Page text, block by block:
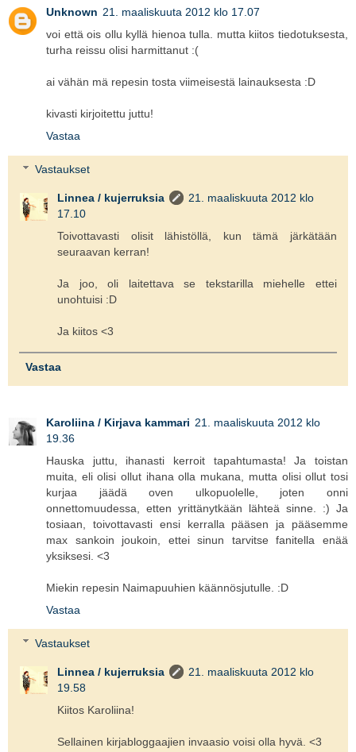
Unknown 21. maaliskuuta 2012 klo 17.07
voi että ois ollu kyllä hienoa tulla. mutta kiitos tiedotuksesta,
turha reissu olisi harmittanut :(
ai vähän mä repesin tosta viimeisestä lainauksesta :D
kivasti kirjoitettu juttu!
Vastaa
Vastaukset
Linnea / kujerruksia
21. maaliskuuta 2012 klo
17.10
Toivottavasti olisit lähistöllä, kun tämä järkätään
seuraavan kerran!
Ja joo, oli laitettava se tekstarilla miehelle ettei
unohtuisi :D
Ja kiitos <3
Vastaa
Karoliina / Kirjava kammari 21. maaliskuuta 2012 klo
19.36
Hauska juttu, ihanasti kerroit tapahtumasta! Ja toistan
muita, eli olisi ollut ihana olla mukana, mutta olisi ollut tosi
kurjaa jäädä oven ulkopuolelle, joten onni
onnettomuudessa, etten yrittänytkään lähteä sinne. :) Ja
tosiaan, toivottavasti ensi kerralla pääsen ja pääsemme
max sankoin joukoin, ettei sinun tarvitse fanitella enää
yksiksesi. <3
Miekin repesin Naimapuuhien käännösjutulle. :D
Vastaa
Vastaukset
Linnea / kujerruksia
21. maaliskuuta 2012 klo
19.58
Kiitos Karoliina!
Sellainen kirjabloggaajien invaasio voisi olla hyvä. <3